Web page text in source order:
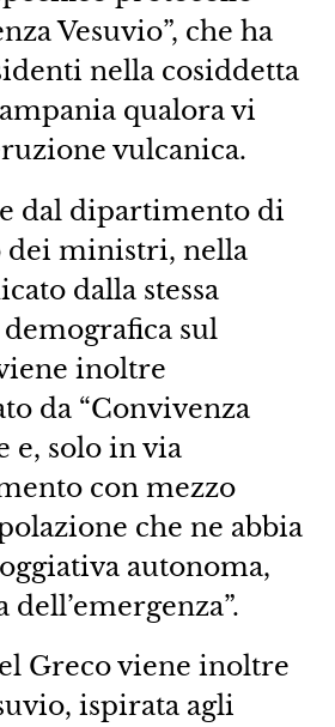
Vesuvio”, che ha
nella cosiddetta
qualora vi
vulcanica.
dal dipartimento di
dei ministri, nella
dalla stessa
sul
inoltre
da “Convivenza
e, solo in via
con mezzo
che ne abbia
autonoma,
Greco viene inoltre
ispirata agli